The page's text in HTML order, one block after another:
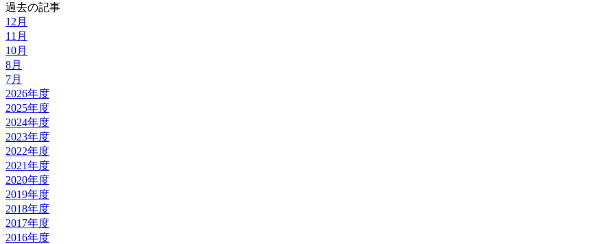
過去の記事
12月
11月
10月
8月
7月
2026年度
2025年度
2024年度
2023年度
2022年度
2021年度
2020年度
2019年度
2018年度
2017年度
2016年度